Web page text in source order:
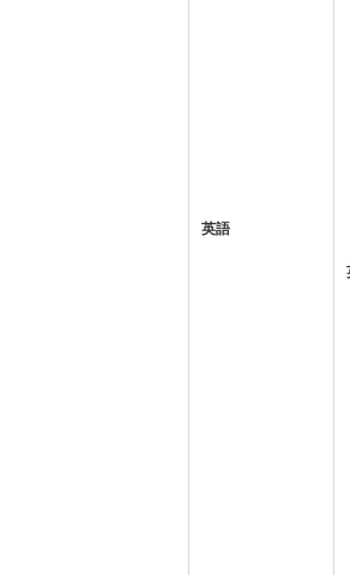
英語